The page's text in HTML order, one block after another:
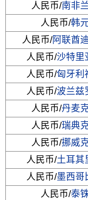
人民币/南非
人民币/韩
人民币/阿联酋
人民币/沙特里
人民币/匈牙利
人民币/波兰兹
人民币/丹麦
人民币/瑞典
人民币/挪威
人民币/土耳其
人民币/墨西哥
人民币/泰